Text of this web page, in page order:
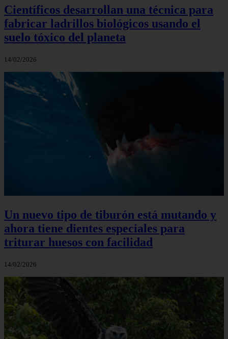
Científicos desarrollan una técnica para
fabricar ladrillos biológicos usando el
suelo tóxico del planeta
14/02/2026
Un nuevo tipo de tiburón está mutando y
ahora tiene dientes especiales para
triturar huesos con facilidad
14/02/2026